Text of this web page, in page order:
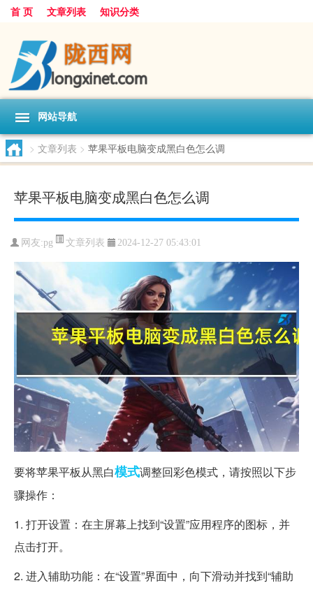
首 页 文章列表 知识分类
网站导航
> 文章列表 > 苹果平板电脑变成黑白色怎么调
苹果平板电脑变成黑白色怎么调
网友:pg 文章列表 2024-12-27 05:43:01
要将苹果平板从黑白模式调整回彩色模式，请按照以下步
骤操作：
1. 打开设置：在主屏幕上找到“设置”应用程序的图标，并
点击打开。
2. 进入辅助功能：在“设置”界面中，向下滑动并找到“辅助